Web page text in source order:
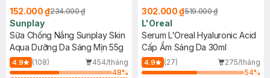
152.000 ₫234.000 ₫
Sunplay
Sữa Chống Nắng Sunplay Skin
Aqua Dưỡng Da Sáng Mịn 55g
4.9 (108)
454/tháng
48%
302.000 ₫519.000 ₫
L'Oreal
Serum L'Oreal Hyaluronic Acid
Cấp Ẩm Sáng Da 30ml
4.9 (27)
275/tháng
54%